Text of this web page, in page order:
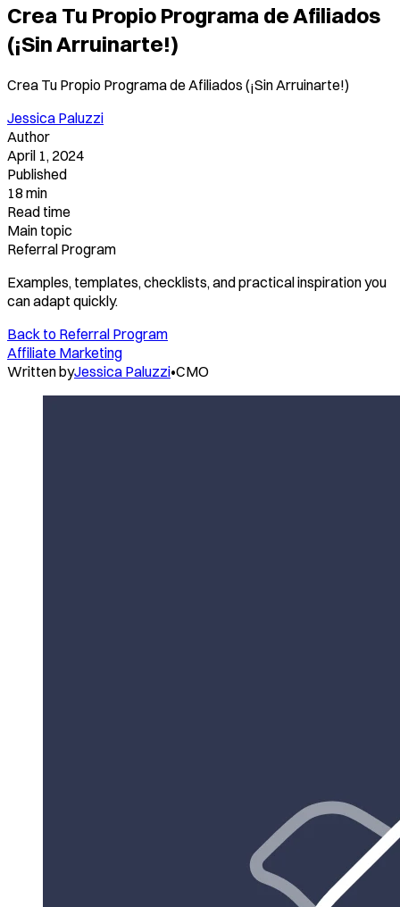
Crea Tu Propio Programa de Afiliados
(¡Sin Arruinarte!)
Crea Tu Propio Programa de Afiliados (¡Sin Arruinarte!)
Jessica Paluzzi
Author
April 1, 2024
Published
18 min
Read time
Main topic
Referral Program
Examples, templates, checklists, and practical inspiration you
can adapt quickly.
Back to Referral Program
Affiliate Marketing
Written byJessica Paluzzi•CMO